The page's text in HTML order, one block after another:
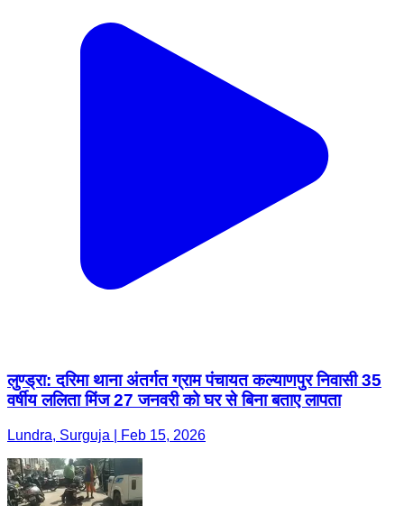
लुण्ड्रा: दरिमा थाना अंतर्गत ग्राम पंचायत कल्याणपुर निवासी 35
वर्षीय ललिता मिंज 27 जनवरी को घर से बिना बताए लापता
Lundra, Surguja | Feb 15, 2026